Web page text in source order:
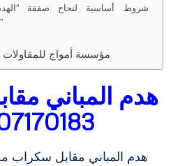
شروط أساسية لنجاح صفقة
السكراب”
هدم المباني
هدم المباني مقابل سكراب